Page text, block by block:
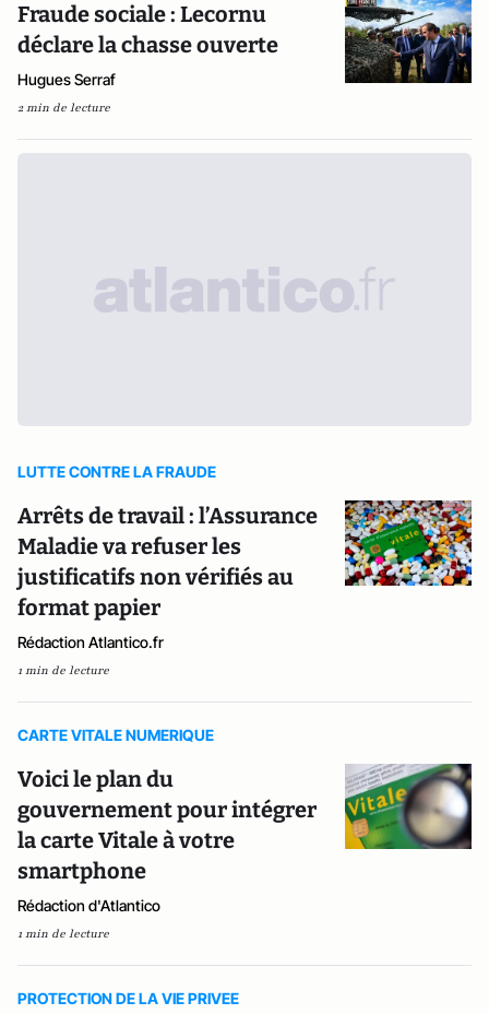
Fraude sociale : Lecornu
déclare la chasse ouverte
Hugues Serraf
2 min de lecture
LUTTE CONTRE LA FRAUDE
Arrêts de travail : l’Assurance
Maladie va refuser les
justificatifs non vérifiés au
format papier
Rédaction Atlantico.fr
1 min de lecture
CARTE VITALE NUMERIQUE
Voici le plan du
gouvernement pour intégrer
la carte Vitale à votre
smartphone
Rédaction d'Atlantico
1 min de lecture
PROTECTION DE LA VIE PRIVEE